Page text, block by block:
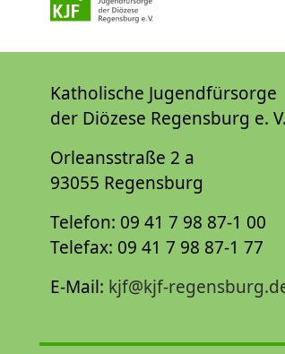
Katholische Jugendfürsorge
der Diözese Regensburg e. V.
Orleansstraße 2 a
93055 Regensburg
Telefon: 09 41 7 98 87-1 00
Telefax: 09 41 7 98 87-1 77
E-Mail: kjf@kjf-